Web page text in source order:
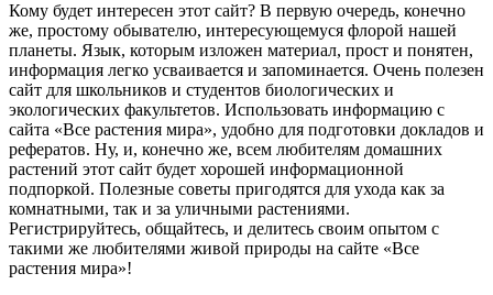
Кому будет интересен этот сайт? В первую очередь, конечно
же, простому обывателю, интересующемуся флорой нашей
планеты. Язык, которым изложен материал, прост и понятен,
информация легко усваивается и запоминается. Очень полезен
сайт для школьников и студентов биологических и
экологических факультетов. Использовать информацию с
сайта «Все растения мира», удобно для подготовки докладов и
рефератов. Ну, и, конечно же, всем любителям домашних
растений этот сайт будет хорошей информационной
подпоркой. Полезные советы пригодятся для ухода как за
комнатными, так и за уличными растениями.
Регистрируйтесь, общайтесь, и делитесь своим опытом с
такими же любителями живой природы на сайте «Все
растения мира»!